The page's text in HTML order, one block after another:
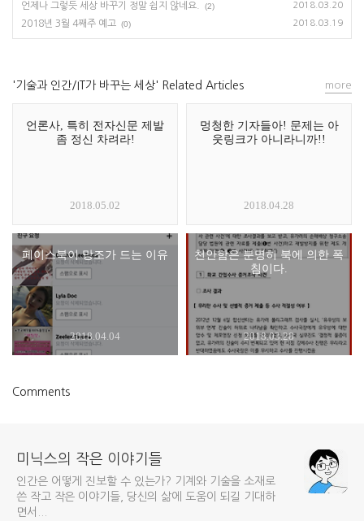
언제나 그렇듯 세상 바꾸기 정말 쉽지 않네요. (2) 2018.03.20
2018년 3월 4째주 예고 (0) 2018.03.19
'기술과 인간/IT가 바꾸는 세상' Related Articles
언론사, 특히 전자신문 제발
좀 정신 차려라!
2018.05.02
멍청한 기자들아! 문제는 아
웃링크가 아니라니까!!
2018.04.28
페이스북이 망조가 드는 이유
2018.04.04
천안함은 분명히 북에 의한 폭
침이다.
2018.03.28
more
Comments
미닉스의 작은 이야기들
인간은 어떻게 진보할 수 있는가? 기계와 기술을 소재로
쓴 작고 작은 이야기들, 당신의 삶에 도움이 되길 기대하
면서...